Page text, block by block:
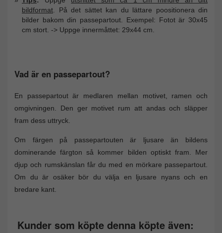
bildformat . På det sättet kan du lättare poositionera din
bilder bakom din passepartout. Exempel: Fotot är 30x45
cm stort. -> Uppge innermåttet: 29x44 cm.
Vad är en passepartout?
En passepartout är medlaren mellan motivet, ramen och
omgivningen. Den ger motivet rum att andas och släpper
fram dess uttryck.
Om färgen på passepartouten är ljusare än bildens
dominerande färgton så kommer bilden optiskt fram. Mer
djup och rumskänslan får du med en mörkare passepartout.
Om du är osäker bör du välja en ljusare nyans och en
bredare kant.
Kunder som köpte denna köpte även: